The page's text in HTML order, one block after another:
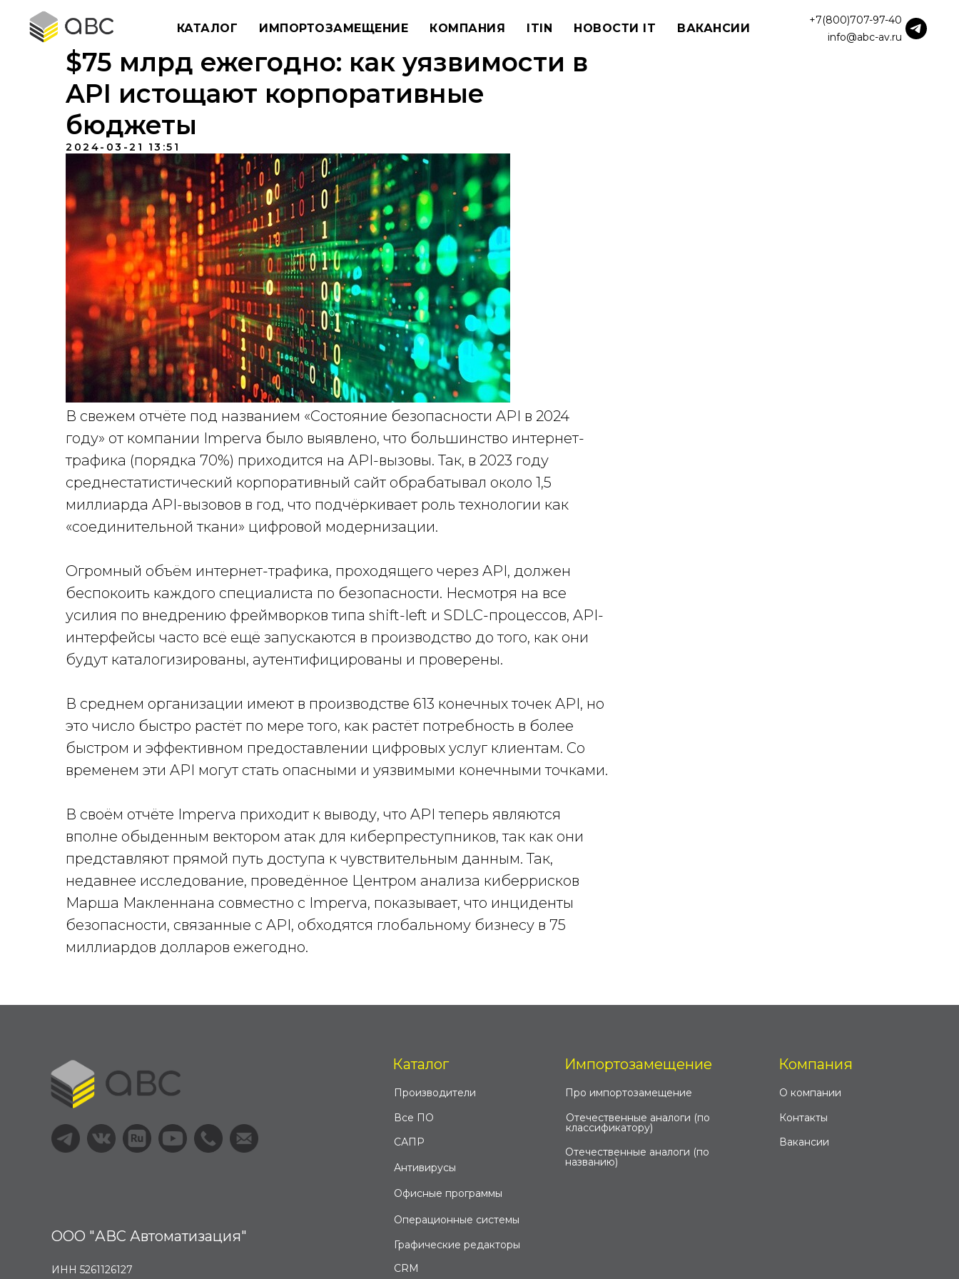
КАТАЛОГ ИМПОРТОЗАМЕЩЕНИЕ КОМПАНИЯ ITIN НОВОСТИ IT ВАКАНСИИ
+7(800)707-97-40
info@abc-av.ru
$75 млрд ежегодно: как уязвимости в
API истощают корпоративные
бюджеты
2024-03-21 13:51
В свежем отчёте под названием «Состояние безопасности API в 2024
году» от компании Imperva было выявлено, что большинство интернет-
трафика (порядка 70%) приходится на API-вызовы. Так, в 2023 году
среднестатистический корпоративный сайт обрабатывал около 1,5
миллиарда API-вызовов в год, что подчёркивает роль технологии как
«соединительной ткани» цифровой модернизации.
Огромный объём интернет-трафика, проходящего через API, должен
беспокоить каждого специалиста по безопасности. Несмотря на все
усилия по внедрению фреймворков типа shift-left и SDLC-процессов, API-
интерфейсы часто всё ещё запускаются в производство до того, как они
будут каталогизированы, аутентифицированы и проверены.
В среднем организации имеют в производстве 613 конечных точек API, но
это число быстро растёт по мере того, как растёт потребность в более
быстром и эффективном предоставлении цифровых услуг клиентам. Со
временем эти API могут стать опасными и уязвимыми конечными точками.
В своём отчёте Imperva приходит к выводу, что API теперь являются
вполне обыденным вектором атак для киберпреступников, так как они
представляют прямой путь доступа к чувствительным данным. Так,
недавнее исследование, проведённое Центром анализа киберрисков
Марша Макленнана совместно с Imperva, показывает, что инциденты
безопасности, связанные с API, обходятся глобальному бизнесу в 75
миллиардов долларов ежегодно.
ИНН 5261126127
ООО "АВС Автоматизация"
Все ПО
Производители
Антивирусы
Офисные программы
Каталог
Операционные системы
САПР
Графические редакторы
Отечественные аналоги (по
названию)
Про импортозамещение
Импортозамещение
Отечественные аналоги (по
классификатору)
Контакты
О компании
Компания
Вакансии
CRM